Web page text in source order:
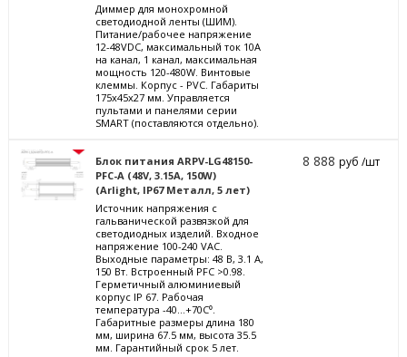
Диммер для монохромной
светодиодной ленты (ШИМ).
Питание/рабочее напряжение
12-48VDC, максимальный ток 10A
на канал, 1 канал, максимальная
мощность 120-480W. Винтовые
клеммы. Корпус - PVC. Габариты
175x45x27 мм. Управляется
пультами и панелями серии
SMART (поставляются отдельно).
Блок питания ARPV-LG48150-
PFC-A (48V, 3.15A, 150W)
(Arlight, IP67 Металл, 5 лет)
Источник напряжения с
гальванической развязкой для
светодиодных изделий. Входное
напряжение 100-240 VAC.
Выходные параметры: 48 В, 3.1 А,
150 Вт. Встроенный PFC >0.98.
Герметичный алюминиевый
корпус IP 67. Рабочая
температура -40…+70C⁰.
Габаритные размеры длина 180
мм, ширина 67.5 мм, высота 35.5
мм. Гарантийный срок 5 лет.
8 888руб /шт